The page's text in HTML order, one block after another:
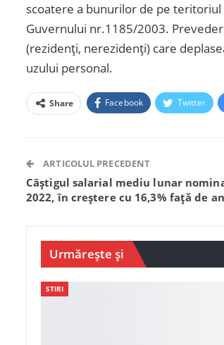
scoatere a bunurilor de pe
Guvernului nr.1185/2003.
(rezidenți, nerezidenți) care
uzului personal.
Share Facebook Twitter
ARTICOLUL PRECEDENT
Câștigul salarial mediu lunar
2022, în creștere cu 16,3% față de
Urmărește și
STIRI